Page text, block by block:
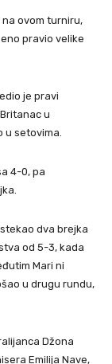
ovom turniru,
pravio velike
je pravi
u
u setovima.
4-0, pa
dva brejka
od 5-3, kada
Mari ni
u drugu rundu,
Džona
Emilija Nave,